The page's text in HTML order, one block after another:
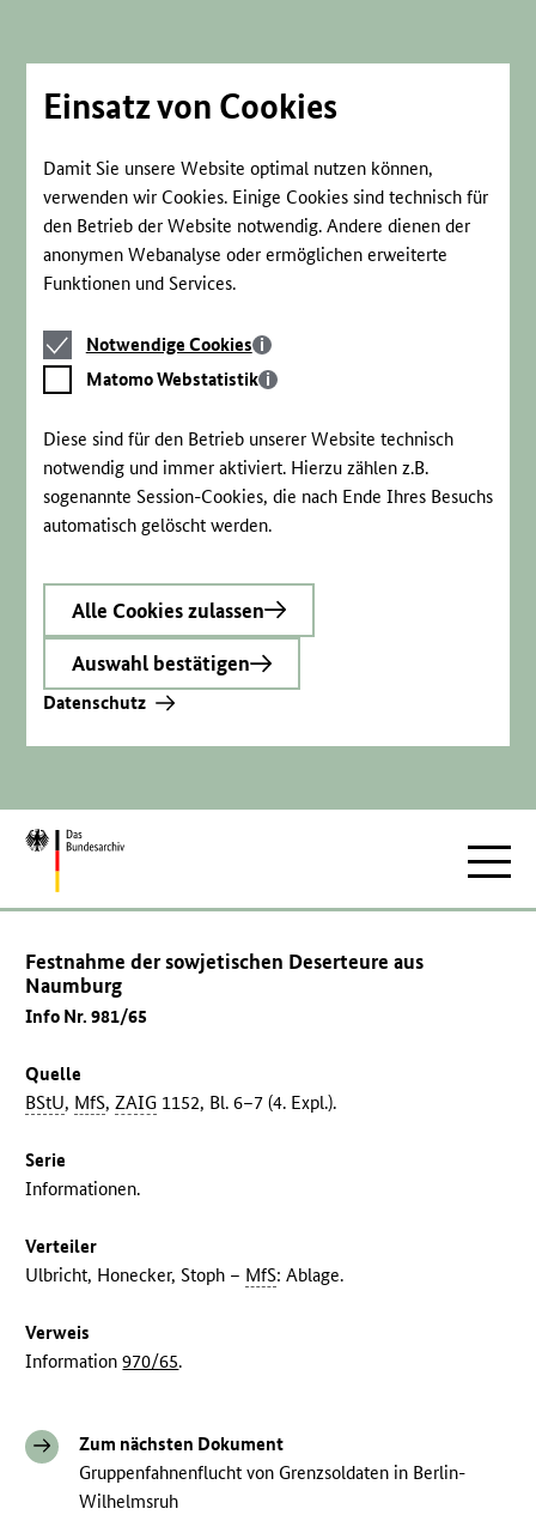
Einsatz von Cookies
Damit Sie unsere Website optimal nutzen können,
verwenden wir Cookies. Einige Cookies sind technisch für
den Betrieb der Website notwendig. Andere dienen der
anonymen Webanalyse oder ermöglichen erweiterte
Funktionen und Services.
Notwendige
Cookies
Notwendige Cookies
Matomo
Webstatistik
Matomo Webstatistik
Diese sind für den Betrieb unserer Website technisch
notwendig und immer aktiviert. Hierzu zählen z.B.
sogenannte Session-Cookies, die nach Ende Ihres Besuchs
automatisch gelöscht werden.
Alle Cookies zulassen
Auswahl bestätigen
Datenschutz
Zur
Festnahme der sowjetischen Deserteure aus
Naumburg
Info Nr. 981/65
Quelle
BStU, MfS,ZAIG 1152, Bl. 6–7 (4. Expl.).
Serie
Informationen.
Verteiler
Ulbricht, Honecker, Stoph – MfS: Ablage.
Verweis
Information970/65.
Zum nächsten Dokument
Gruppenfahnenflucht von Grenzsoldaten in Berlin-
Wilhelmsruh